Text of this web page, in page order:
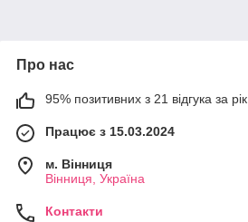
Про нас
95% позитивних з 21 відгука за рік
Працює з 15.03.2024
м. Вінниця
Вінниця, Україна
Контакти